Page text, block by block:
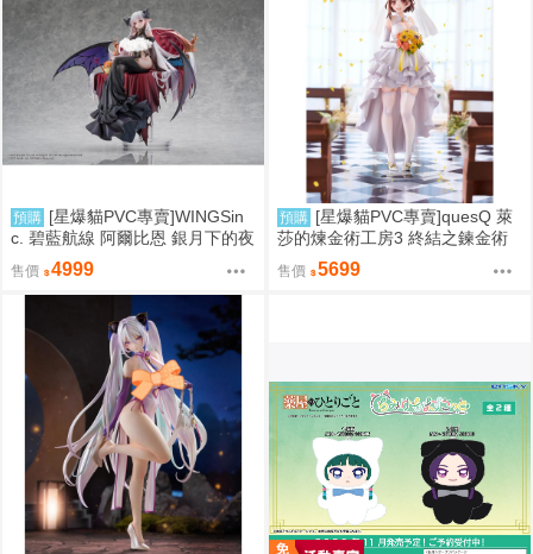
預購 [星爆貓PVC專賣]WINGSin
c. 碧藍航線 阿爾比恩 銀月下的夜
之眷屬 1/7 預計2028/01到貨
售價 4999
預購 [星爆貓PVC專賣]quesQ 萊
莎的煉金術工房3 終結之鍊金術
士與秘密鑰匙 萊莎琳・斯托特 婚
紗Ver. 1/7 預計2027/07到貨
售價 5699